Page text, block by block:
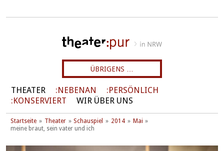
ÜBRIGENS …
THEATER NEBENAN
PERSÖNLICH
KONSERVIERT
WIR ÜBER UNS
Startseite Theater Schauspiel 2014
Mai
meine braut, sein vater und ich